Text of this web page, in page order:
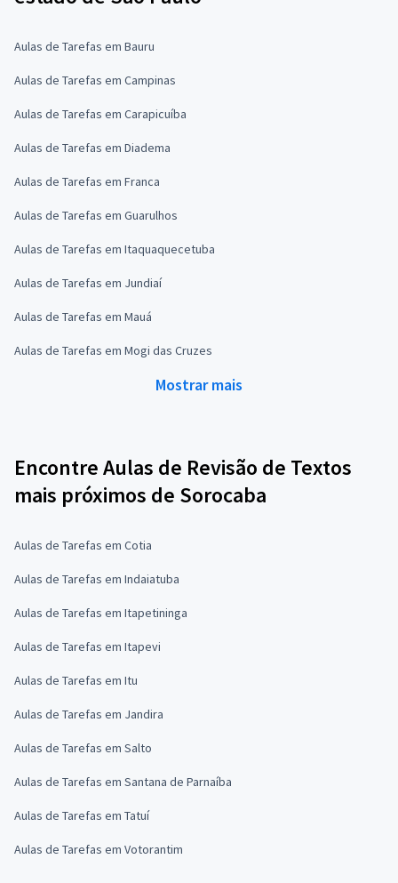
Aulas de Tarefas em Bauru
Aulas de Tarefas em Campinas
Aulas de Tarefas em Carapicuíba
Aulas de Tarefas em Diadema
Aulas de Tarefas em Franca
Aulas de Tarefas em Guarulhos
Aulas de Tarefas em Itaquaquecetuba
Aulas de Tarefas em Jundiaí
Aulas de Tarefas em Mauá
Aulas de Tarefas em Mogi das Cruzes
Mostrar mais
Encontre Aulas de Revisão de Textos
mais próximos de Sorocaba
Aulas de Tarefas em Cotia
Aulas de Tarefas em Indaiatuba
Aulas de Tarefas em Itapetininga
Aulas de Tarefas em Itapevi
Aulas de Tarefas em Itu
Aulas de Tarefas em Jandira
Aulas de Tarefas em Salto
Aulas de Tarefas em Santana de Parnaíba
Aulas de Tarefas em Tatuí
Aulas de Tarefas em Votorantim